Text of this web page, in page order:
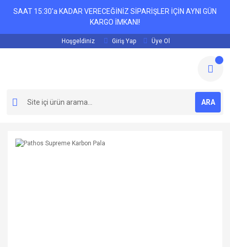
SAAT 15:30'a KADAR VERECEĞİNİZ SİPARİŞLER İÇİN AYNI GÜN
KARGO İMKANI!
Hoşgeldiniz Giriş Yap Üye Ol
ARA